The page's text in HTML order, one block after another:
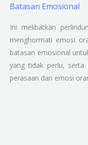
Batasan Emosional
Ini melibatkan
menghormati emosi
batasan emosional
yang tidak perlu, serta
perasaan dan emosi